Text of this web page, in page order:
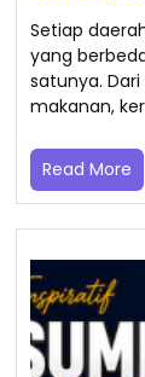
Setiap
yang
satunya.
makanan,
Read More